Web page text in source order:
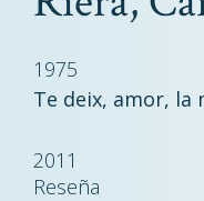
1975
Te deix, amor, la
2011
Reseña